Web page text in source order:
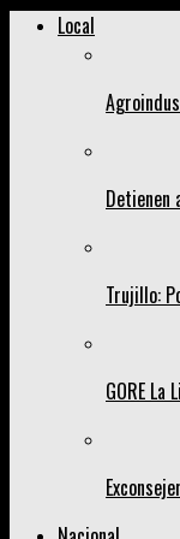
Local
Detienen
Trujillo:
GORE